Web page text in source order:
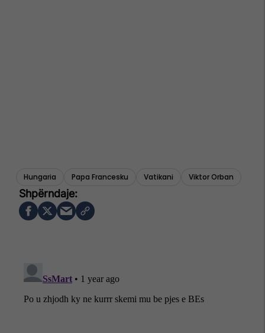
Hungaria Papa Francesku Vatikani Viktor Orban